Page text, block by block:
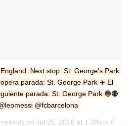
Next stop: St. George's Park
parada: St. George Park ✈️ El
parada: St. George Park 🔵🔴
@fcbarcelona